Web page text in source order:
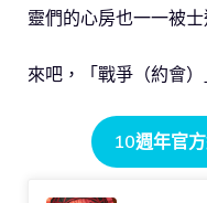
靈們的心房也一一被士
來吧，「戰爭（約會
10週年官